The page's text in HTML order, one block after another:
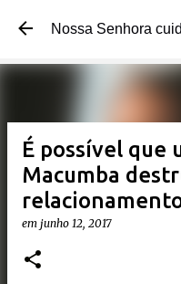
Pular para
Nossa Senhora
É possível que
Macumba
em junho 12, 2017